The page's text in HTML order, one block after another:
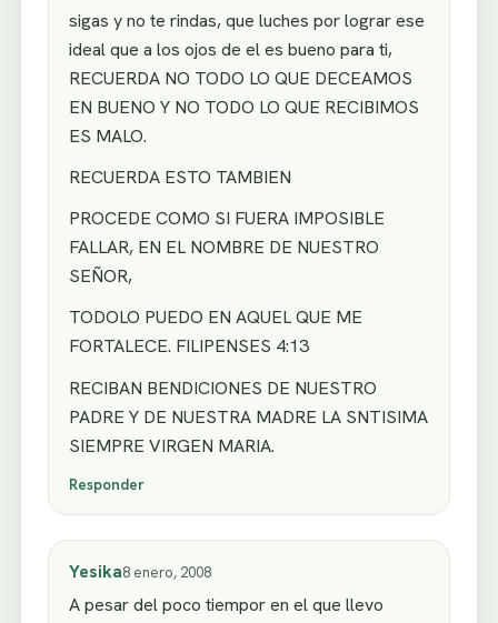
sigas y no te rindas, que luches por lograr ese
ideal que a los ojos de el es bueno para ti,
RECUERDA NO TODO LO QUE DECEAMOS
EN BUENO Y NO TODO LO QUE RECIBIMOS
ES MALO.
RECUERDA ESTO TAMBIEN
PROCEDE COMO SI FUERA IMPOSIBLE
FALLAR, EN EL NOMBRE DE NUESTRO
SEÑOR,
TODOLO PUEDO EN AQUEL QUE ME
FORTALECE. FILIPENSES 4:13
RECIBAN BENDICIONES DE NUESTRO
PADRE Y DE NUESTRA MADRE LA SNTISIMA
SIEMPRE VIRGEN MARIA.
Responder
Yesika8 enero, 2008
A pesar del poco tiempor en el que llevo